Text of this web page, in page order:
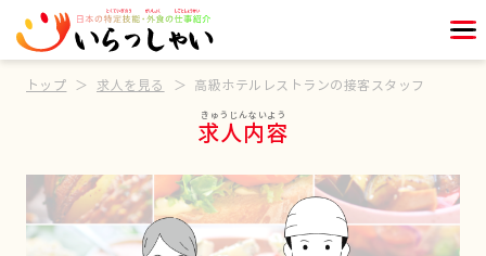
トップ 求人を見る 高級ホテルレストランの接客スタッフ
求人内容